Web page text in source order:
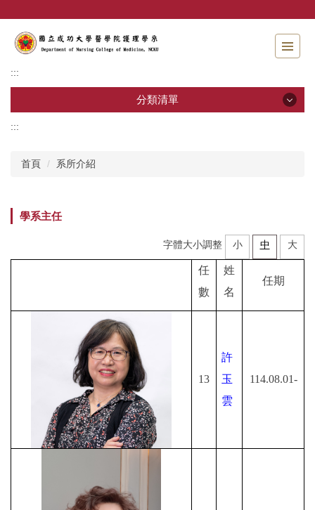
主
內
:::
分類清單
招生資訊
專師碩士在職專班
國際碩士班
獎學金
教室借用(限學系IP)
:::
首頁 系所介紹
學系主任
字體大小調整 小 中 大
任
數
姓
名
任期
13
許
玉
雲
114.08.01-